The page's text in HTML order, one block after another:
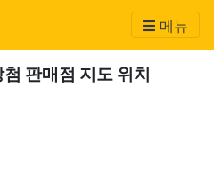
메뉴
판매점 지도 위치